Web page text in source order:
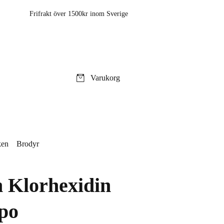
Frifrakt över 1500kr inom Sverige
Varukorg
Brodyr
Klorhexidin